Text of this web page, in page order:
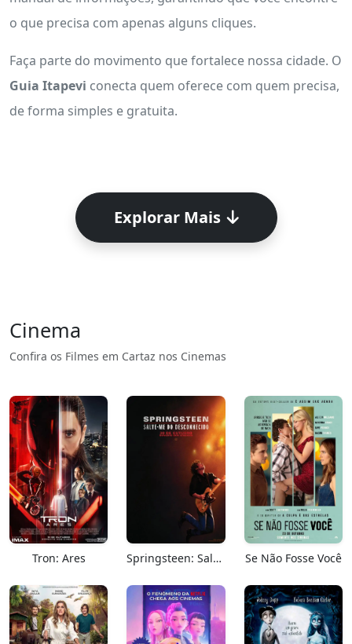
o que precisa com apenas alguns cliques.
Faça parte do movimento que fortalece nossa cidade. O
Guia Itapevi conecta quem oferece com quem precisa,
de forma simples e gratuita.
Explorar Mais
Cinema
Confira os Filmes em Cartaz nos Cinemas
Tron: Ares Springsteen: Salve-me Do Desconhecido Se Não Fosse Você